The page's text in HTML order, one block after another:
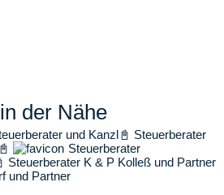
der Nähe
und Kanzl📓 Steuerberater
📓
Steuerberater
Steuerberater K & P Kolleß und Partner
und Partner